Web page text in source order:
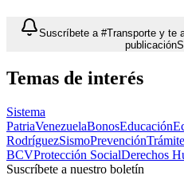
Suscríbete a #Transporte y te
publicación
Temas de interés
Sistema
PatriaVenezuelaBonosEducación
RodríguezSismoPrevención
BCVProtección SocialDerechos
Suscríbete a nuestro boletín